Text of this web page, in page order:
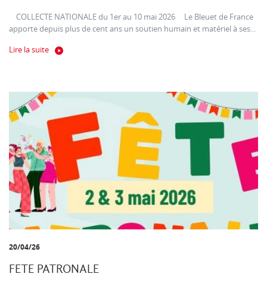
COLLECTE NATIONALE du 1er au 10 mai 2026 Le Bleuet de France
apporte depuis plus de cent ans un soutien humain et matériel à ses...
Lire la suite
20/04/26
FETE PATRONALE